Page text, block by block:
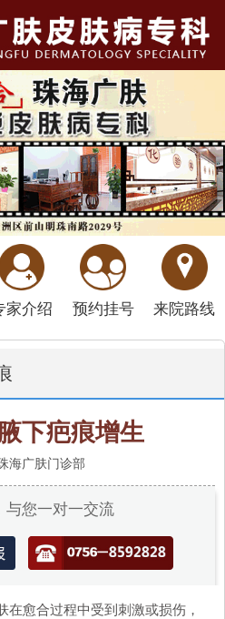
家介绍 预约挂号 来院路线
下疤痕增生
海广肤门诊部
与您一对一交流
愈合过程中受到刺激或损伤，